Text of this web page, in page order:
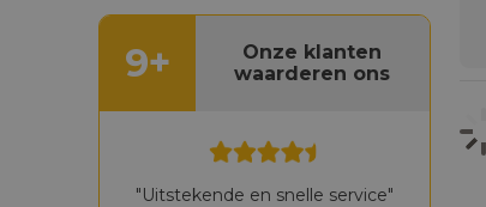
9+
Onze klanten
waarderen ons
"Uitstekende en snelle service"